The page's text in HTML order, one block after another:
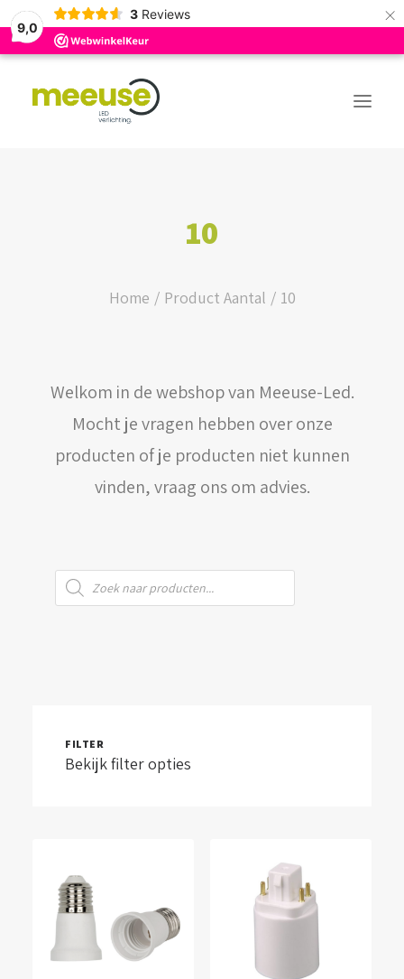
9,0
3 Reviews ×
LOGIN / REGISTER
WINKELWAGEN
10
Home Product Aantal 10
Welkom in de webshop van Meeuse-Led.
Mocht je vragen hebben over onze
producten of je producten niet kunnen
vinden, vraag ons om advies.
Producten
zoeken
FILTER
Bekijk filter opties